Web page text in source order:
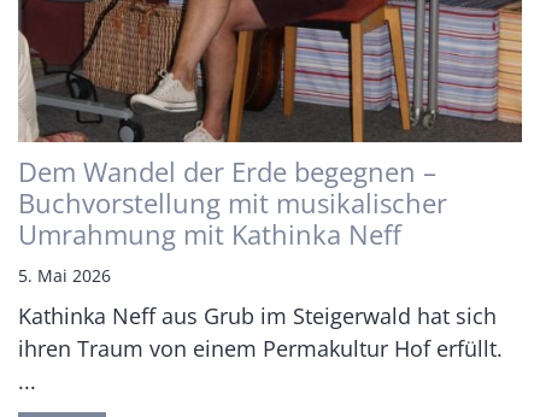
Dem Wandel der Erde begegnen –
Buchvorstellung mit musikalischer
Umrahmung mit Kathinka Neff
5. Mai 2026
Kathinka Neff aus Grub im Steigerwald hat sich
ihren Traum von einem Permakultur Hof erfüllt.
...